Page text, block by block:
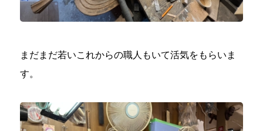
まだまだ若いこれからの職人もいて活気をもらいま
す。